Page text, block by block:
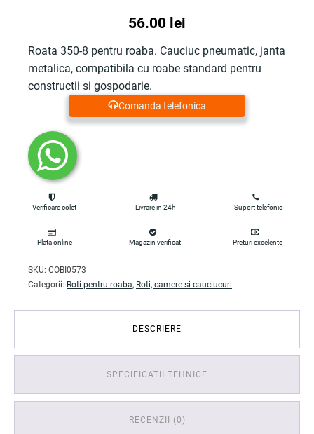
56.00 lei
Roata 350-8 pentru roaba. Cauciuc pneumatic, janta
metalica, compatibila cu roabe standard pentru
constructii si gospodarie.
Comanda telefonica
Verificare colet Livrare in 24h Suport telefonic
Plata online Magazin verificat Preturi excelente
SKU: COBI0573
Categorii: Roti pentru roaba, Roti, camere si cauciucuri
DESCRIERE
SPECIFICATII TEHNICE
RECENZII (0)